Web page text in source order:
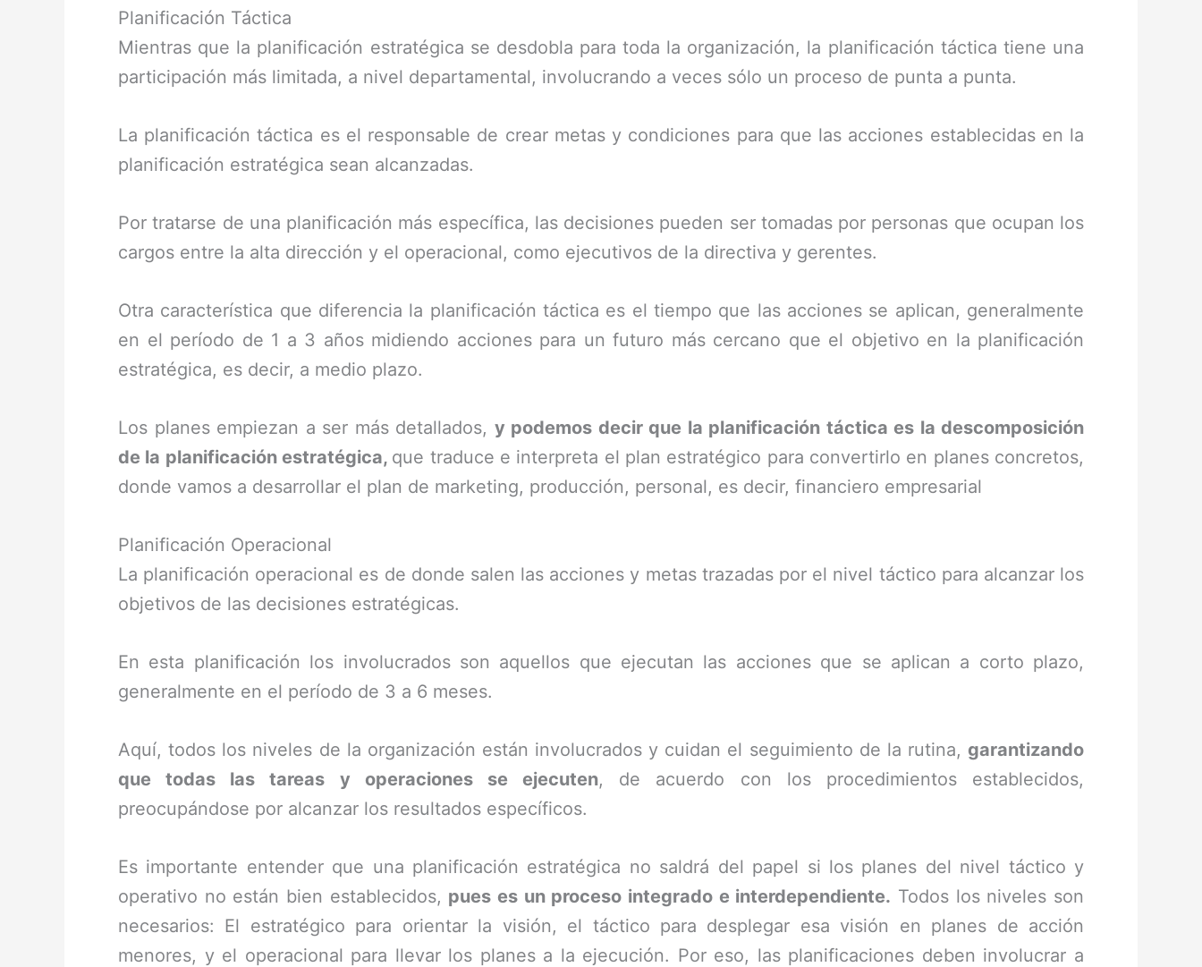
Planificación Táctica
Mientras que la planificación estratégica se desdobla para toda la organización, la planificación táctica tiene una
participación más limitada, a nivel departamental, involucrando a veces sólo un proceso de punta a punta.
La planificación táctica es el responsable de crear metas y condiciones para que las acciones establecidas en la
planificación estratégica sean alcanzadas.
Por tratarse de una planificación más específica, las decisiones pueden ser tomadas por personas que ocupan los
cargos entre la alta dirección y el operacional, como ejecutivos de la directiva y gerentes.
Otra característica que diferencia la planificación táctica es el tiempo que las acciones se aplican, generalmente
en el período de 1 a 3 años midiendo acciones para un futuro más cercano que el objetivo en la planificación
estratégica, es decir, a medio plazo.
Los planes empiezan a ser más detallados, y podemos decir que la planificación táctica es la descomposición
de la planificación estratégica, que traduce e interpreta el plan estratégico para convertirlo en planes concretos,
donde vamos a desarrollar el plan de marketing, producción, personal, es decir, financiero empresarial
Planificación Operacional
La planificación operacional es de donde salen las acciones y metas trazadas por el nivel táctico para alcanzar los
objetivos de las decisiones estratégicas.
En esta planificación los involucrados son aquellos que ejecutan las acciones que se aplican a corto plazo,
generalmente en el período de 3 a 6 meses.
Aquí, todos los niveles de la organización están involucrados y cuidan el seguimiento de la rutina, garantizando
que todas las tareas y operaciones se ejecuten, de acuerdo con los procedimientos establecidos,
preocupándose por alcanzar los resultados específicos.
Es importante entender que una planificación estratégica no saldrá del papel si los planes del nivel táctico y
operativo no están bien establecidos, pues es un proceso integrado e interdependiente. Todos los niveles son
necesarios: El estratégico para orientar la visión, el táctico para desplegar esa visión en planes de acción
menores, y el operacional para llevar los planes a la ejecución. Por eso, las planificaciones deben involucrar a